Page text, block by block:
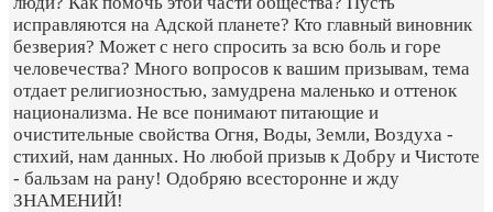
исправляются на Адской планете? Кто главный виновник
безверия? Может с него спросить за всю боль и горе
человечества? Много вопросов к вашим призывам, тема
отдает религиозностью, замудрена маленько и оттенок
национализма. Не все понимают питающие и
очистительные свойства Огня, Воды, Земли, Воздуха -
стихий, нам данных. Но любой призыв к Добру и Чистоте
- бальзам на рану! Одобряю всесторонне и жду
ЗНАМЕНИЙ!